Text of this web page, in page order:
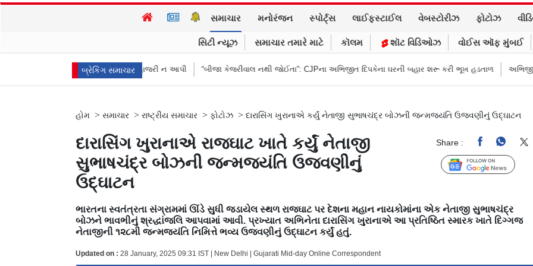
સમાચાર મનોરંજન સ્પોર્ટ્સ લાઈફસ્ટાઈલ વેબસ્ટોરીઝ ફોટોઝ
સિટી ન્યૂઝ સમાચાર તમારે માટે કૉલમ શૉટ વિડિઓઝ વોઈસ ઑફ મુંબઈ
બ્રેકિંગ સમાચાર
પણ હાજરી ન આપી “બીજા કેજરીવાલ નથી જોઈતા”: CJPના અભિજીત દિપકેના ઘરની બહાર શરૂ કરી ભૂખ હડતાળ અભિજીત દિપકેએ CJPની નવી
હોમ > સમાચાર > રાષ્ટ્રીય સમાચાર > ફોટોઝ > દારાસિંગ ખુરાનાએ કર્યું નેતાજી સુભાષચંદ્ર બોઝની જન્મજયંતિ ઉજવણીનું ઉદ્ઘાટન
દારાસિંગ ખુરાનાએ રાજઘાટ ખાતે કર્યું નેતાજી
સુભાષચંદ્ર બોઝની જન્મજયંતિ ઉજવણીનું
ઉદ્ઘાટન
Share :
Follow Us
ભારતના સ્વતંત્રતા સંગ્રામમાં ઊંડે સુધી જડાયેલ સ્થળ રાજઘાટ પર દેશના મહાન નાયકોમાંના એક નેતાજી સુભાષચંદ્ર
બોઝને ભાવભીનું શ્રદ્ધાંજલિ આપવામાં આવી. પ્રખ્યાત અભિનેતા દારાસિંગ ખુરાનાએ આ પ્રતિષ્ઠિત સ્મારક ખાતે દિગ્ગજ
નેતાજીની ૧૨૮મી જન્મજયંતિ નિમિત્તે ભવ્ય ઉજવણીનું ઉદ્ઘાટન કર્યું હતું.
Updated on : 28 January, 2025 09:31 IST | New Delhi | Gujarati Mid-day Online Correspondent